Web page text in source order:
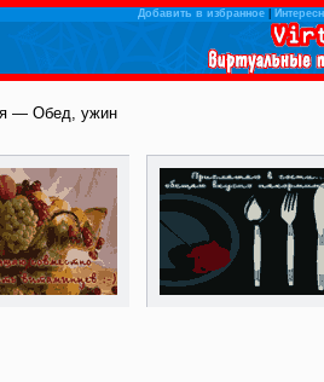
Добавить в избранное|
— Обед, ужин